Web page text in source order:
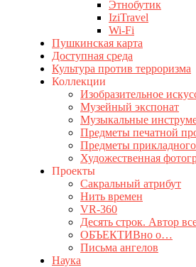
Этнобутик
IziTravel
Wi-Fi
Пушкинская карта
Доступная среда
Культура против терроризма
Коллекции
Изобразительное
Музейный экспонат
Музыкальные
Предметы печатной
Предметы
Художественная
Проекты
Сакральный атрибут
Нить времен
VR-360
Десять строк. Автор
ОБЪЕКТИВно о…
Письма ангелов
Наука